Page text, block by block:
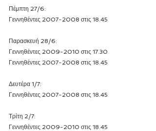
Πέμπτη 27/6:
Γεννηθέντες 2007-2008 στις 18.45
Παρασκευή 28/6:
Γεννηθέντες 2009-2010 στις 17.30
Γεννηθέντες 2007-2008 στις 18.45
Δευτέρα 1/7:
Γεννηθέντες 2007-2008 στις 18.45
Τρίτη 2/7:
Γεννηθέντες 2009-2010 στις 18.45